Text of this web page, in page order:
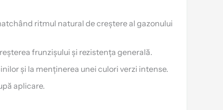
ritmul natural de creștere al gazonului
frunzișului și rezistența generală.
și la menținerea unei culori verzi intense.
aplicare.